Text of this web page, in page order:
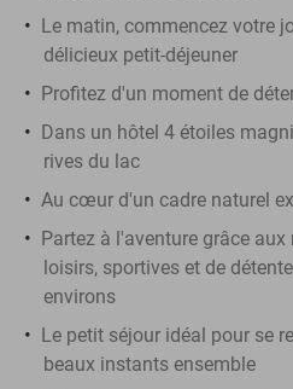
Le matin, commencez votre
délicieux petit-déjeuner
Profitez d'un moment de
Dans un hôtel 4 étoiles
rives du lac
Au cœur d'un cadre naturel
Partez à l'aventure grâce
loisirs, sportives et de
environs
Le petit séjour idéal pour se
beaux instants ensemble